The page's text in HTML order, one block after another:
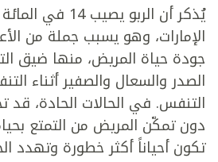
يُذكر أن الربو
الإمارات، وهو يسبب جملة من
جودة حياة المريض، منها ضيق
الصدر والسعال والصفير أثناء
التنفس. في الحالات الحادة، قد
دون تمكّن المريض من التمتع
تكون أحياناً أكثر خطورة وتهدد